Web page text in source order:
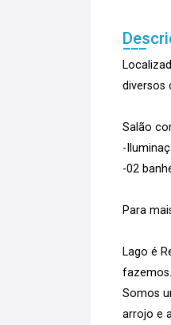
diversos
Salão
-
-02
Para
Lago é
Somos
arrojo e